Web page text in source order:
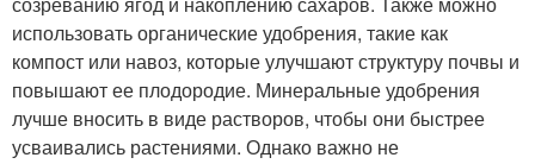
использовать органические удобрения, такие как
компост или навоз, которые улучшают структуру почвы и
повышают ее плодородие. Минеральные удобрения
лучше вносить в виде растворов, чтобы они быстрее
усваивались растениями. Однако важно не